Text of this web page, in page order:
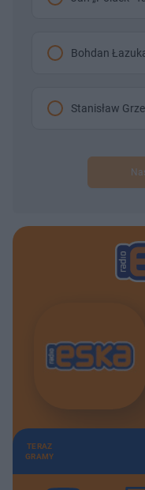
Bohdan
Stanisław
TERAZ
GRAMY